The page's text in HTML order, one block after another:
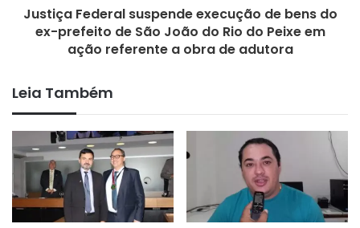
Gilbertinho
Justiça Federal suspende execução de bens do
ex-prefeito de São João do Rio do Peixe em
ação referente a obra de adutora
Leia Também